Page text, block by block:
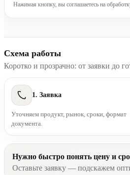
Нажимая кнопку, вы соглашаетесь на
Схема работы
Коротко и прозрачно: от заявки до
1. Заявка
Уточняем продукт, рынок, сроки, формат
документа.
Нужно быстро понять цену и
Оставьте заявку — подскажем